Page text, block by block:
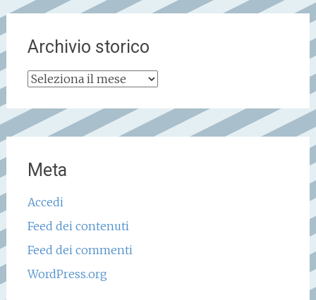
Archivio storico
Archivio
Meta
Accedi
Feed dei contenuti
Feed dei commenti
WordPress.org